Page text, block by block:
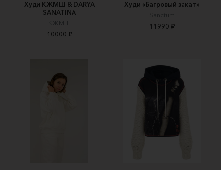
Худи КЖМШ & DARYA
SANATINA
КЖМШ
10000 ₽
Худи «Багровый закат»
Sanctum
11990 ₽